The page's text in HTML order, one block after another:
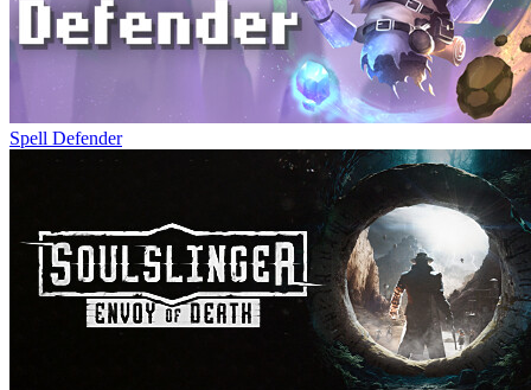
Spell Defender